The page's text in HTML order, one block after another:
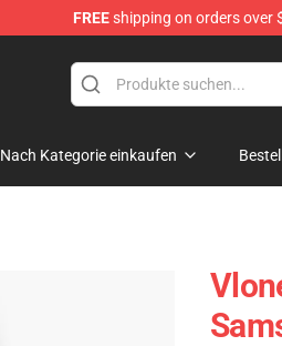
FREEshipping on orders over
Nach Kategorie einkaufen